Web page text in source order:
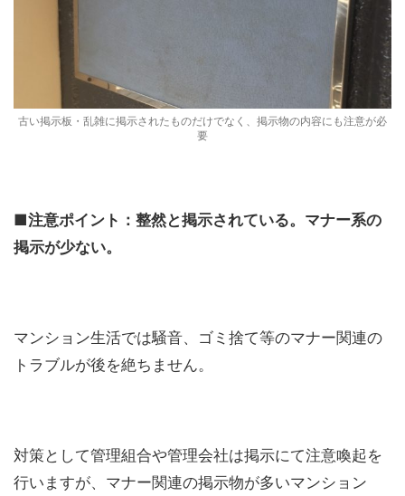
古い掲示板・乱雑に掲示されたものだけでなく、掲示物の内容にも注意が必
要
■注意ポイント：整然と掲示されている。マナー系の
掲示が少ない。
マンション生活では騒音、ゴミ捨て等のマナー関連の
トラブルが後を絶ちません。
対策として管理組合や管理会社は掲示にて注意喚起を
行いますが、マナー関連の掲示物が多いマンション